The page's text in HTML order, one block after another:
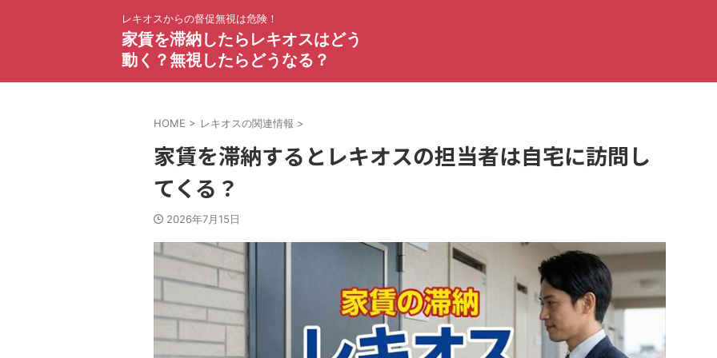
レキオスからの督促無視は危険！
家賃を滞納したらレキオスはどう
動く？無視したらどうなる？
HOME > レキオスの関連情報 >
家賃を滞納するとレキオスの担当者は自宅に訪問し
てくる？
2026年7月15日